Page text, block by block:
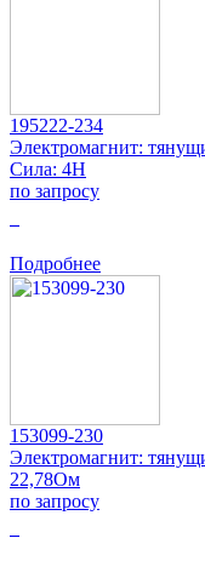
195222-234
Электромагнит:
Сила: 4Н
по запросу
Подробнее
153099-230
Электромагнит:
22,78Ом
по запросу